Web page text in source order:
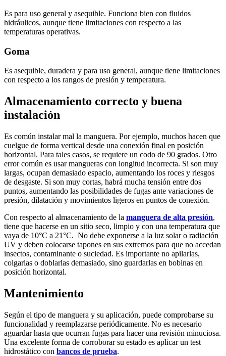
Es para uso general y asequible. Funciona bien con fluidos
hidráulicos, aunque tiene limitaciones con respecto a las
temperaturas operativas.
Goma
Es asequible, duradera y para uso general, aunque tiene limitaciones
con respecto a los rangos de presión y temperatura.
Almacenamiento correcto y buena
instalación
Es común instalar mal la manguera. Por ejemplo, muchos hacen que
cuelgue de forma vertical desde una conexión final en posición
horizontal. Para tales casos, se requiere un codo de 90 grados. Otro
error común es usar mangueras con longitud incorrecta. Si son muy
largas, ocupan demasiado espacio, aumentando los roces y riesgos
de desgaste. Si son muy cortas, habrá mucha tensión entre dos
puntos, aumentando las posibilidades de fugas ante variaciones de
presión, dilatación y movimientos ligeros en puntos de conexión.
Con respecto al almacenamiento de la manguera de alta presión,
tiene que hacerse en un sitio seco, limpio y con una temperatura que
vaya de 10°C a 21°C. No debe exponerse a la luz solar o radiación
UV y deben colocarse tapones en sus extremos para que no accedan
insectos, contaminante o suciedad. Es importante no apilarlas,
colgarlas o doblarlas demasiado, sino guardarlas en bobinas en
posición horizontal.
Mantenimiento
Según el tipo de manguera y su aplicación, puede comprobarse su
funcionalidad y reemplazarse periódicamente. No es necesario
aguardar hasta que ocurran fugas para hacer una revisión minuciosa.
Una excelente forma de corroborar su estado es aplicar un test
hidrostático con bancos de prueba.